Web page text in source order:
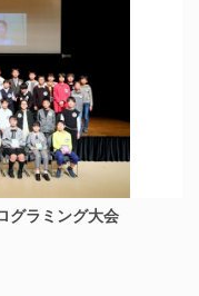
グラミング大会